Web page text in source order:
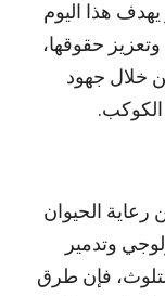
يهدف هذا اليوم
حقوقها،
خلال جهود
الكوكب.
رعاية الحيوان
وتدمير
فإن طرق